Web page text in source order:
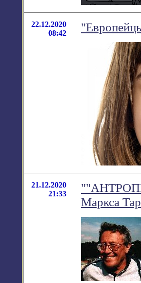
22.12.2020
08:42
21.12.2020
21:33
Маркса